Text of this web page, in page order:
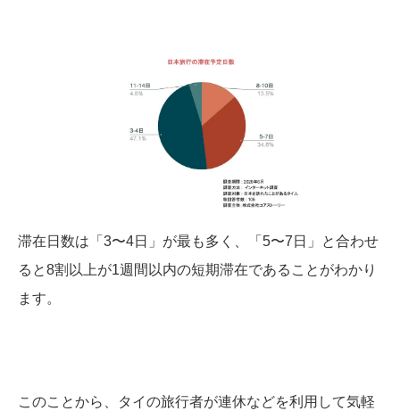
滞在日数は「3〜4日」が最も多く、「5〜7日」と合わせ
ると8割以上が1週間以内の短期滞在であることがわかり
ます。
このことから、タイの旅行者が連休などを利用して気軽